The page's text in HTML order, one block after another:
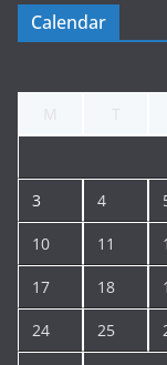
Calendar
3 4
10 11
17 18
24 25